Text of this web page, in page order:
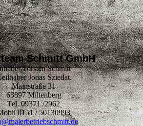
Schmitt GmbH
Torsten Schmitt
Jonas Sziedat
Mainstraße 31
63897 Miltenberg
Tel. 09371 /2962
0151 / 50130993